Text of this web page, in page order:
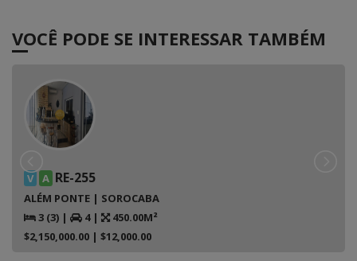
VOCÊ PODE SE INTERESSAR TAMBÉM
V A RE-255
ALÉM PONTE | SOROCABA
3 (3) | 4 |
450.00M²
$2,150,000.00 | $12,000.00